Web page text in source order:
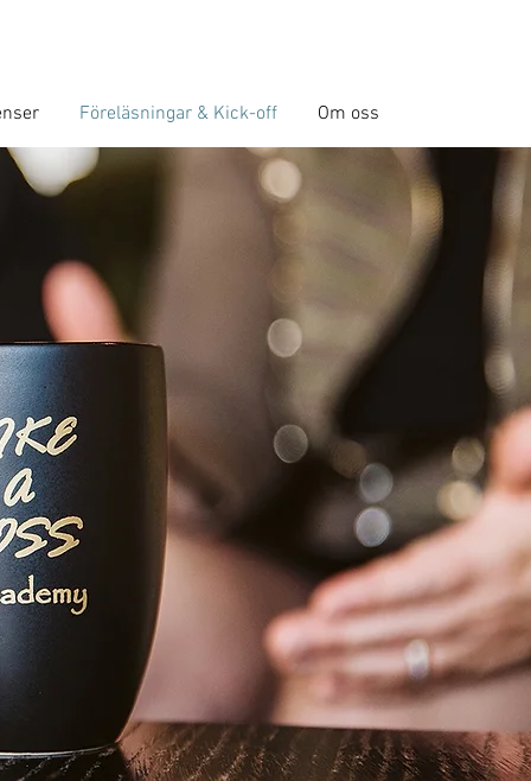
Föreläsningar & Kick-off Om oss